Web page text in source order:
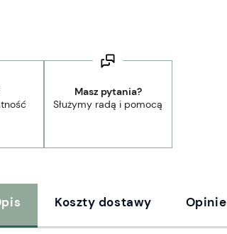
Masz pytania?
Służymy radą i pomocą
Koszty dostawy Opinie